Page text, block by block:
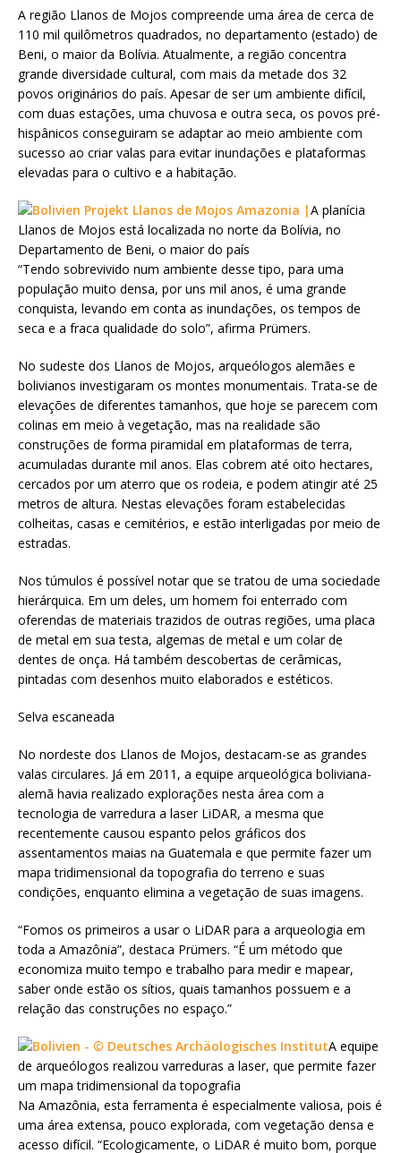
A região Llanos de Mojos compreende uma área de cerca de
110 mil quilômetros quadrados, no departamento (estado) de
Beni, o maior da Bolívia. Atualmente, a região concentra
grande diversidade cultural, com mais da metade dos 32
povos originários do país. Apesar de ser um ambiente difícil,
com duas estações, uma chuvosa e outra seca, os povos pré-
hispânicos conseguiram se adaptar ao meio ambiente com
sucesso ao criar valas para evitar inundações e plataformas
elevadas para o cultivo e a habitação.
A planícia
Llanos de Mojos está localizada no norte da Bolívia, no
Departamento de Beni, o maior do país
“Tendo sobrevivido num ambiente desse tipo, para uma
população muito densa, por uns mil anos, é uma grande
conquista, levando em conta as inundações, os tempos de
seca e a fraca qualidade do solo”, afirma Prümers.
No sudeste dos Llanos de Mojos, arqueólogos alemães e
bolivianos investigaram os montes monumentais. Trata-se de
elevações de diferentes tamanhos, que hoje se parecem com
colinas em meio à vegetação, mas na realidade são
construções de forma piramidal em plataformas de terra,
acumuladas durante mil anos. Elas cobrem até oito hectares,
cercados por um aterro que os rodeia, e podem atingir até 25
metros de altura. Nestas elevações foram estabelecidas
colheitas, casas e cemitérios, e estão interligadas por meio de
estradas.
Nos túmulos é possível notar que se tratou de uma sociedade
hierárquica. Em um deles, um homem foi enterrado com
oferendas de materiais trazidos de outras regiões, uma placa
de metal em sua testa, algemas de metal e um colar de
dentes de onça. Há também descobertas de cerâmicas,
pintadas com desenhos muito elaborados e estéticos.
Selva escaneada
No nordeste dos Llanos de Mojos, destacam-se as grandes
valas circulares. Já em 2011, a equipe arqueológica boliviana-
alemã havia realizado explorações nesta área com a
tecnologia de varredura a laser LiDAR, a mesma que
recentemente causou espanto pelos gráficos dos
assentamentos maias na Guatemala e que permite fazer um
mapa tridimensional da topografia do terreno e suas
condições, enquanto elimina a vegetação de suas imagens.
“Fomos os primeiros a usar o LiDAR para a arqueologia em
toda a Amazônia”, destaca Prümers. “É um método que
economiza muito tempo e trabalho para medir e mapear,
saber onde estão os sítios, quais tamanhos possuem e a
relação das construções no espaço.”
A equipe
de arqueólogos realizou varreduras a laser, que permite fazer
um mapa tridimensional da topografia
Na Amazônia, esta ferramenta é especialmente valiosa, pois é
uma área extensa, pouco explorada, com vegetação densa e
acesso difícil. “Ecologicamente, o LiDAR é muito bom, porque